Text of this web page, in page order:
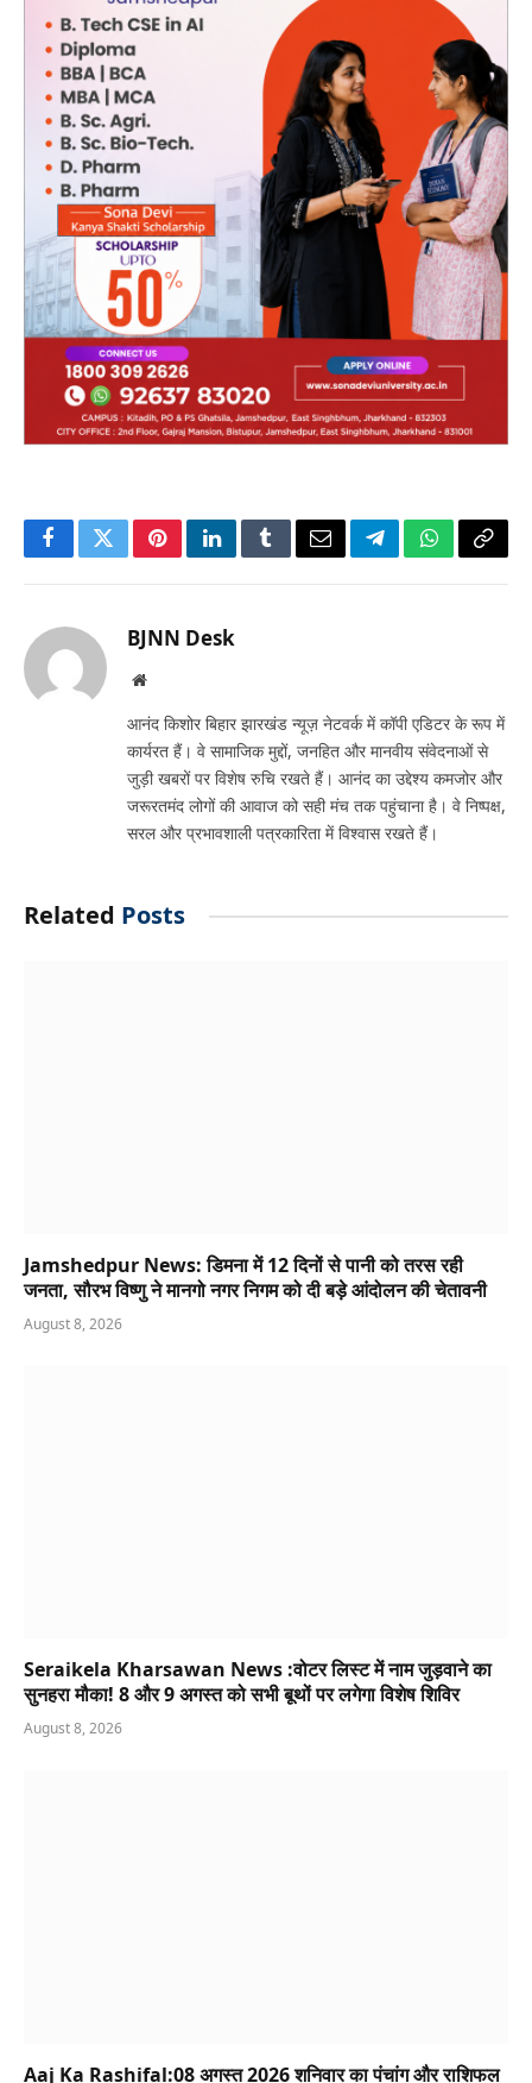
FacebookTwitterPinterestLinkedInTumblrEmailTelegramWhatsApp
Copy
BJNN Desk
Website
आनंद किशोर बिहार झारखंड न्यूज़ नेटवर्क में कॉपी एडिटर के रूप में
कार्यरत हैं। वे सामाजिक मुद्दों, जनहित और मानवीय संवेदनाओं से
जुड़ी खबरों पर विशेष रुचि रखते हैं। आनंद का उद्देश्य कमजोर और
जरूरतमंद लोगों की आवाज को सही मंच तक पहुंचाना है। वे निष्पक्ष,
सरल और प्रभावशाली पत्रकारिता में विश्वास रखते हैं।
Related Posts
Jamshedpur News: डिमना में 12 दिनों से पानी को तरस रही
जनता, सौरभ विष्णु ने मानगो नगर निगम को दी बड़े आंदोलन की चेतावनी
August 8, 2026
Seraikela Kharsawan News :वोटर लिस्ट में नाम जुड़वाने का
सुनहरा मौका! 8 और 9 अगस्त को सभी बूथों पर लगेगा विशेष शिविर
August 8, 2026
Aaj Ka Rashifal:08 अगस्त 2026 शनिवार का पंचांग और राशिफल